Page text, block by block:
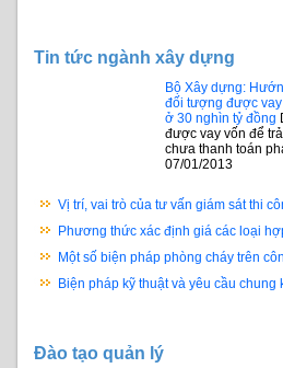
Tin tức ngành xây dựng
Bộ Xây dựng:
đối tượng được
ở 30 nghìn tỷ đồng
được vay vốn để
chưa thanh toán
07/01/2013
Vị trí, vai trò của tư vấn giám sát thi
Phương thức xác định giá các loại
Một số biện pháp phòng cháy trên
Biện pháp kỹ thuật và yêu cầu
Đào tạo quản lý